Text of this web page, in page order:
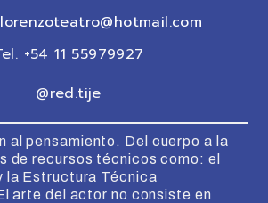
+54 11 55979927
@red.tije
al pensamiento. Del cuerpo a la
de recursos técnicos como: el
la Estructura Técnica
arte del actor no consiste en